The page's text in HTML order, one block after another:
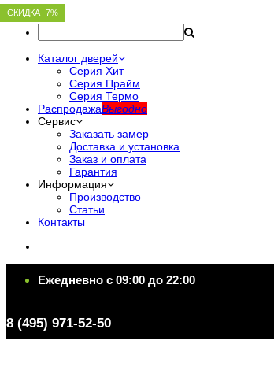
Каталог дверей
Серия Хит
Серия Прайм
Серия Термо
РаспродажаВыгодно
Сервис
Заказать замер
Доставка и установка
Заказ и оплата
Гарантия
Информация
Производство
Статьи
Контакты
Ежедневно c 09:00 до 22:00
8 (495) 971-52-50
СКИДКА -7%
СКИДКА -7%
СКИДКА -7%
СКИДКА -7%
СКИДКА -7%